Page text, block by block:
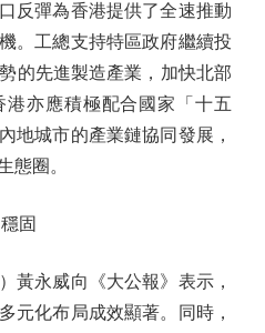
彈為香港提供了全速推動
。工總支持特區政府繼續投
的先進製造產業，加快北部
亦應積極配合國家「十五
地城市的產業鏈協同發展，
態圈。
固
永威向《大公報》表示，
元化布局成效顯著。同時，